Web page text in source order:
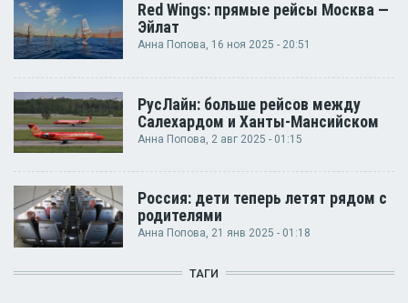
Red Wings: прямые рейсы Москва —
Эйлат
Анна Попова, 16 ноя 2025 - 20:51
РусЛайн: больше рейсов между
Салехардом и Ханты-Мансийском
Анна Попова , 2 авг 2025 - 01:15
Россия: дети теперь летят рядом с
родителями
Анна Попова, 21 янв 2025 - 01:18
ТАГИ